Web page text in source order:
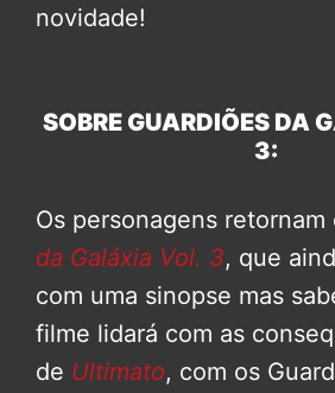
novidade!
SOBRE GUARDIÕES DA
3:
Os personagens retornam
da Galáxia Vol. 3, que
com uma sinopse mas
filme lidará com as
de Ultimato, com os